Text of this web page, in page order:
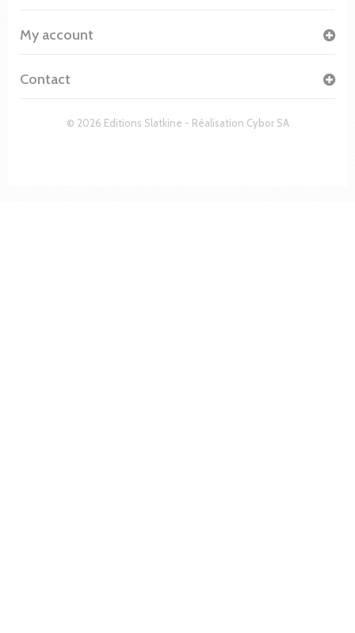
© 2026 Editions Slatkine - Réalisation Cybor SA
My account
Contact